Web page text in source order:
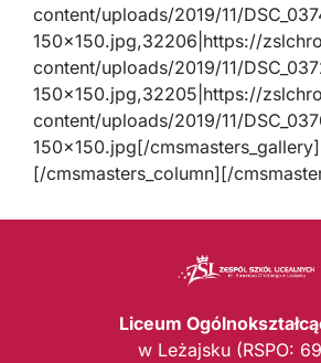
content/uploads/2019/11/
150×150.jpg,32206|https://
content/uploads/2019/11/
150×150.jpg,32205|https://
content/uploads/2019/11/
150×150.jpg[/cmsmasters_gallery]
[/cmsmasters_column][/
Liceum
w Leżajsku (RSPO: